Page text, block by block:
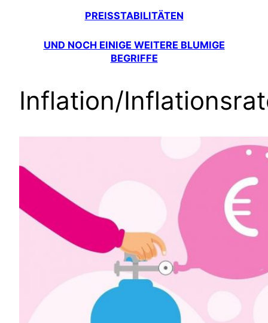
PREISSTABILITÄTEN
UND NOCH EINIGE WEITERE BLUMIGE
BEGRIFFE
Inflation/